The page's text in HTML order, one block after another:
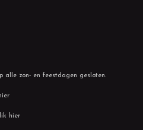
alle zon- en feestdagen gesloten.
hier